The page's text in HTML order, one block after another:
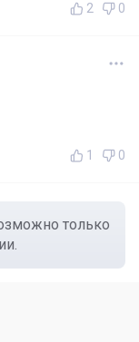
2 0
1 0
только